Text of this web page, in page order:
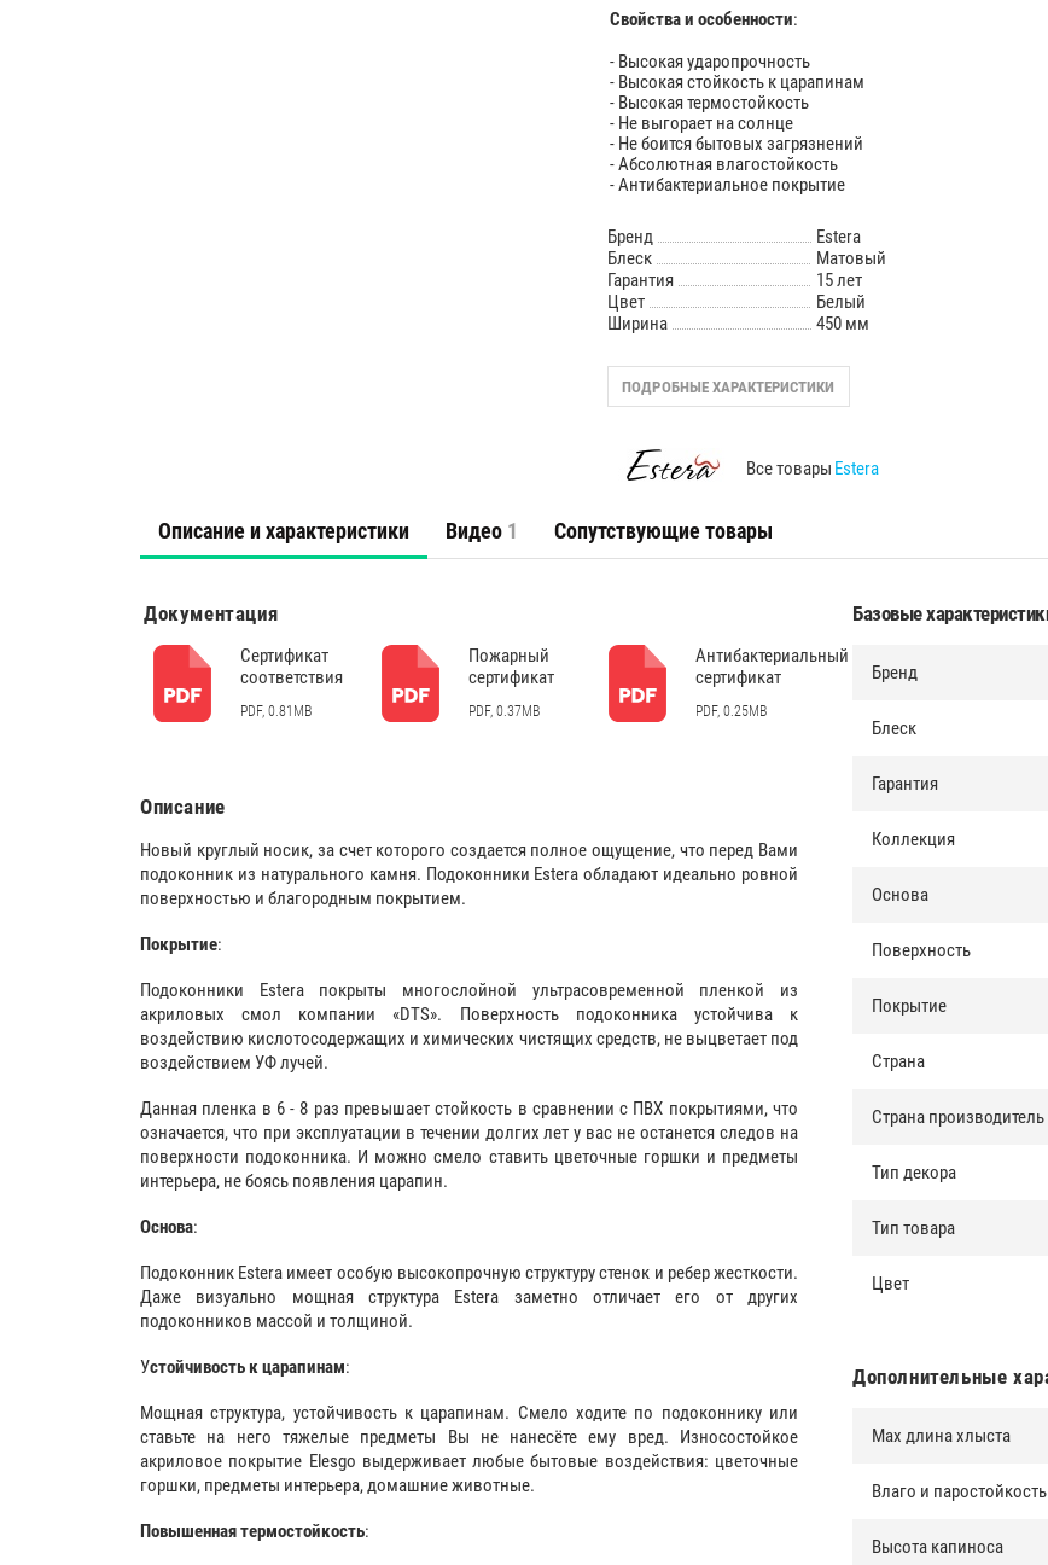
Свойства и особенности:
- Высокая ударопрочность
- Высокая стойкость к царапинам
- Высокая термостойкость
- Не выгорает на солнце
- Не боится бытовых загрязнений
- Абсолютная влагостойкость
- Антибактериальное покрытие
Бренд
Estera
Блеск
Матовый
Гарантия
15 лет
Цвет
Белый
Ширина
450 мм
ПОДРОБНЫЕ ХАРАКТЕРИСТИКИ
Все товары Estera
Описание и характеристики Видео 1 Сопутствующие товары
Документация
Сертификат
соответствия
PDF, 0.81MB
Пожарный
сертификат
PDF, 0.37MB
Антибактериальный
сертификат
PDF, 0.25MB
Описание
Новый круглый носик, за счет которого создается полное ощущение, что перед Вами
подоконник из натурального камня. Подоконники Estera обладают идеально ровной
поверхностью и благородным покрытием.
Покрытие:
Подоконники Estera покрыты многослойной ультрасовременной пленкой из
акриловых смол компании «DTS». Поверхность подоконника устойчива к
воздействию кислотосодержащих и химических чистящих средств, не выцветает под
воздействием УФ лучей.
Данная пленка в 6 - 8 раз превышает стойкость в сравнении с ПВХ покрытиями, что
означается, что при эксплуатации в течении долгих лет у вас не останется следов на
поверхности подоконника. И можно смело ставить цветочные горшки и предметы
интерьера, не боясь появления царапин.
Основа:
Подоконник Estera имеет особую высокопрочную структуру стенок и ребер жесткости.
Даже визуально мощная структура Estera заметно отличает его от других
подоконников массой и толщиной.
Устойчивость к царапинам:
Мощная структура, устойчивость к царапинам. Смело ходите по подоконнику или
ставьте на него тяжелые предметы Вы не нанесёте ему вред. Износостойкое
акриловое покрытие Elesgo выдерживает любые бытовые воздействия: цветочные
горшки, предметы интерьера, домашние животные.
Повышенная термостойкость:
Базовые
Бренд
Блеск
Гарантия
Коллекция
Основа
Поверхность
Покрытие
Страна
Страна производитель
Тип декора
Тип товара
Цвет
Дополнительные
Max длина хлыста
Влаго и паростойкость
Высота капиноса